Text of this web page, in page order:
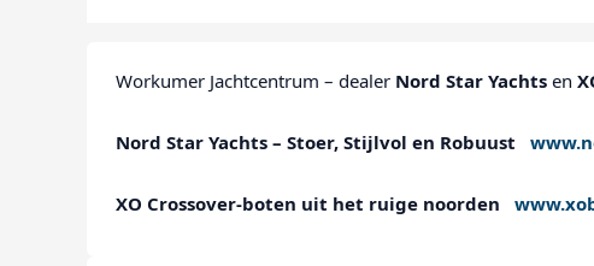
Workumer Jachtcentrum – dealer Nord Star Yachts en
Nord Star Yachts – Stoer, Stijlvol en Robuust
XO Crossover-boten uit het ruige noorden